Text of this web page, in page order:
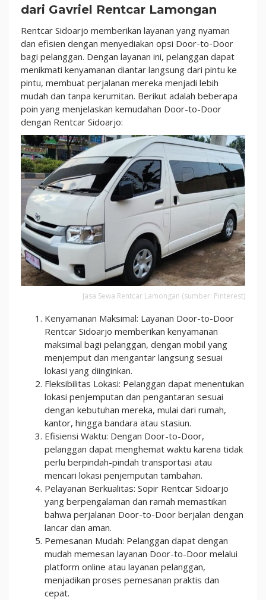
dari Gavriel Rentcar Lamongan
Rentcar Sidoarjo memberikan layanan yang nyaman
dan efisien dengan menyediakan opsi Door-to-Door
bagi pelanggan. Dengan layanan ini, pelanggan dapat
menikmati kenyamanan diantar langsung dari pintu ke
pintu, membuat perjalanan mereka menjadi lebih
mudah dan tanpa kerumitan. Berikut adalah beberapa
poin yang menjelaskan kemudahan Door-to-Door
dengan Rentcar Sidoarjo:
Jasa Sewa Rentcar Lamongan (sumber: Pinterest)
Kenyamanan Maksimal: Layanan Door-to-Door
Rentcar Sidoarjo memberikan kenyamanan
maksimal bagi pelanggan, dengan mobil yang
menjemput dan mengantar langsung sesuai
lokasi yang diinginkan.
Fleksibilitas Lokasi: Pelanggan dapat menentukan
lokasi penjemputan dan pengantaran sesuai
dengan kebutuhan mereka, mulai dari rumah,
kantor, hingga bandara atau stasiun.
Efisiensi Waktu: Dengan Door-to-Door,
pelanggan dapat menghemat waktu karena tidak
perlu berpindah-pindah transportasi atau
mencari lokasi penjemputan tambahan.
Pelayanan Berkualitas: Sopir Rentcar Sidoarjo
yang berpengalaman dan ramah memastikan
bahwa perjalanan Door-to-Door berjalan dengan
lancar dan aman.
Pemesanan Mudah: Pelanggan dapat dengan
mudah memesan layanan Door-to-Door melalui
platform online atau layanan pelanggan,
menjadikan proses pemesanan praktis dan
cepat.